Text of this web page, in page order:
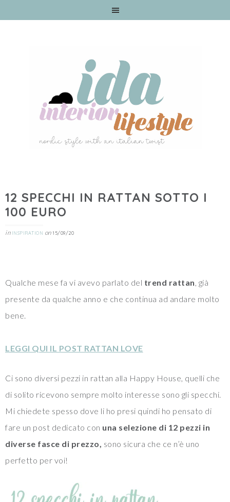
12 SPECCHI IN RATTAN SOTTO I
100 EURO
in INSPIRATION on15/09/20
Qualche mese fa vi avevo parlato del trend rattan, già
presente da qualche anno e che continua ad andare molto
bene.
LEGGI QUI IL POST RATTAN LOVE
Ci sono diversi pezzi in rattan alla Happy House, quelli che
di solito ricevono sempre molto interesse sono gli specchi.
Mi chiedete spesso dove li ho presi quindi ho pensato di
fare un post dedicato con una selezione di 12 pezzi in
diverse fasce di prezzo, sono sicura che ce n’è uno
perfetto per voi!